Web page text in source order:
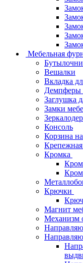
Мебельная
Вешалки
Вкладка
Демпферы
Заглушка
Замки
Консоль
Корзина
Кромка
Крючки
Магнит
Механизм